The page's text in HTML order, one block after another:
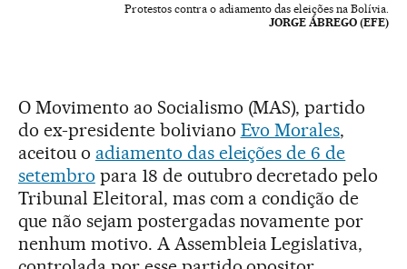
Protestos contra o adiamento das eleições na Bolívia.
JORGE ÁBREGO (EFE)
O Movimento ao Socialismo (MAS), partido
do ex-presidente boliviano Evo Morales,
aceitou o adiamento das eleições de 6 de
setembro para 18 de outubro decretado pelo
Tribunal Eleitoral, mas com a condição de
que não sejam postergadas novamente por
nenhum motivo. A Assembleia Legislativa,